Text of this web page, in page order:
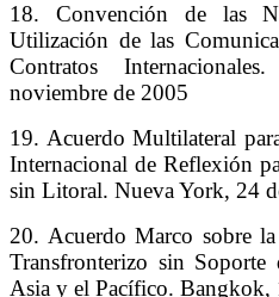
18. Convención de las
Utilización de las
Contratos
noviembre de 2005
19. Acuerdo Multilateral
Internacional de Reflexión
sin Litoral. Nueva York, 24
20. Acuerdo Marco sobre
Transfronterizo sin
Asia y el Pacífico. Bangkok,